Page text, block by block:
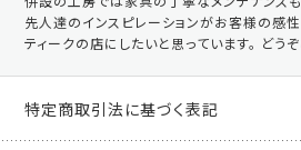
先人達のインスピレーションがお客様の感
ティークの店にしたいと思っています。 どうぞ
特定商取引法に基づく表記